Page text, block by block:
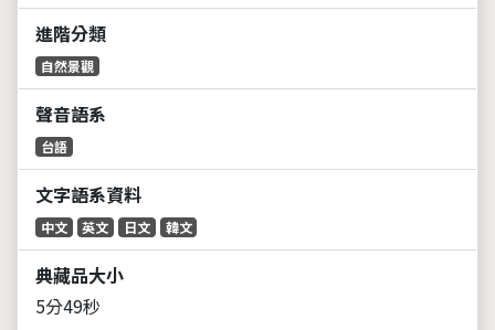
進階分類
自然景觀
聲音語系
台語
文字語系資料
中文 英文 日文 韓文
典藏品大小
5分49秒